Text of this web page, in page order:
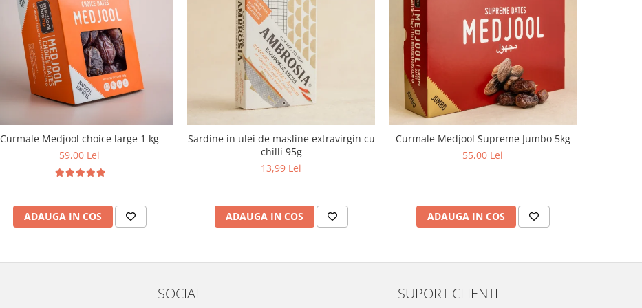
Curmale Medjool choice large 1 kg
59,00 Lei
ADAUGA IN COS
Sardine in ulei de masline extravirgin cu
chilli 95g
13,99 Lei
ADAUGA IN COS
Curmale Medjool Supreme Jumbo 5kg
55,00 Lei
ADAUGA IN COS
SOCIAL SUPORT CLIENTI